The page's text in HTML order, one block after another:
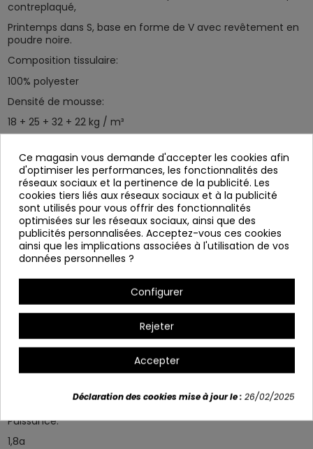
contreplaqué,
Printemps dans S, base en forme de V avec revêtement en
poudre noire.
Composition tissulaire:
100% polyester
Densité de mousse:
18 + 25 + 32 + 22 kg / m³
31,3 kg
Dimensions du produit:
Mode fermé: 74 × 81,5 × 117 cm
Mode étendu: 74 × 165,5 × 80 cm
Taille du siège: largeur 50 × profondeur 50,5 × hauteur 47
cm
Hauteur de l'accoudoir: 64 cm
Dimensions de l'emballage:
Poids brut (G.W.):
Puissance:
1,8a
Ce magasin vous demande d'accepter les cookies afin
d'optimiser les performances, les fonctionnalités des
réseaux sociaux et la pertinence de la publicité. Les
cookies tiers liés aux réseaux sociaux et à la publicité
sont utilisés pour vous offrir des fonctionnalités
optimisées sur les réseaux sociaux, ainsi que des
publicités personnalisées. Acceptez-vous ces cookies
ainsi que les implications associées à l'utilisation de vos
données personnelles ?
Configurer
Rejeter
Accepter
Déclaration des cookies mise à jour le :26/02/2025